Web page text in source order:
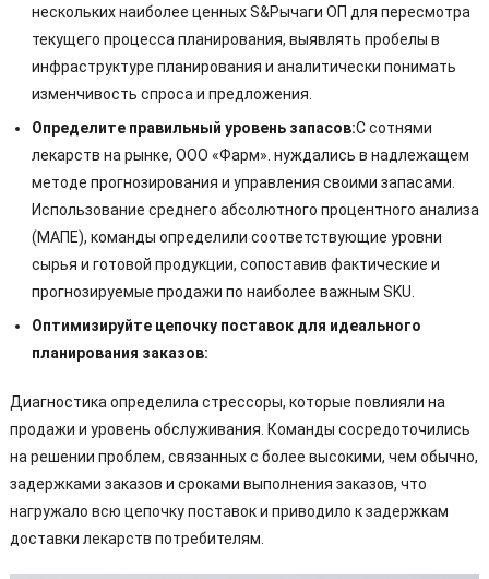
нескольких наиболее ценных S&Рычаги ОП для пересмотра
текущего процесса планирования, выявлять пробелы в
инфраструктуре планирования и аналитически понимать
изменчивость спроса и предложения.
Определите правильный уровень запасов:С сотнями
лекарств на рынке, ООО «Фарм». нуждались в надлежащем
методе прогнозирования и управления своими запасами.
Использование среднего абсолютного процентного анализа
(МАПЕ), команды определили соответствующие уровни
сырья и готовой продукции, сопоставив фактические и
прогнозируемые продажи по наиболее важным SKU.
Оптимизируйте цепочку поставок для идеального
планирования заказов:
Диагностика определила стрессоры, которые повлияли на
продажи и уровень обслуживания. Команды сосредоточились
на решении проблем, связанных с более высокими, чем обычно,
задержками заказов и сроками выполнения заказов, что
нагружало всю цепочку поставок и приводило к задержкам
доставки лекарств потребителям.